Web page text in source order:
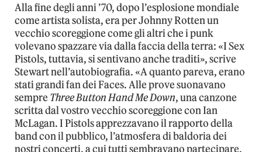
Alla fine degli anni ’70, dopo l’esplosione mondiale
come artista solista, era per Johnny Rotten un
vecchio scoreggione come gli altri che i punk
volevano spazzare via dalla faccia della terra: «I Sex
Pistols, tuttavia, si sentivano anche traditi», scrive
Stewart nell’autobiografia. «A quanto pareva, erano
stati grandi fan dei Faces. Alle prove suonavano
sempre Three Button Hand Me Down, una canzone
scritta dal vostro vecchio scoreggione con Ian
McLagan. I Pistols apprezzavano il rapporto della
band con il pubblico, l’atmosfera di baldoria dei
nostri concerti, a cui tutti sembravano partecipare,